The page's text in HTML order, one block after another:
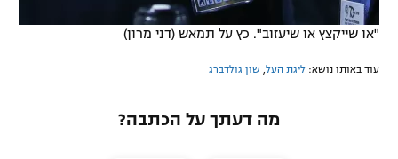
"או שייקצץ או שיעזוב". כץ על תמאש (דני מרון)
עוד באותו נושא: ליגת העל, שון גולדברג
מה דעתך על הכתבה?